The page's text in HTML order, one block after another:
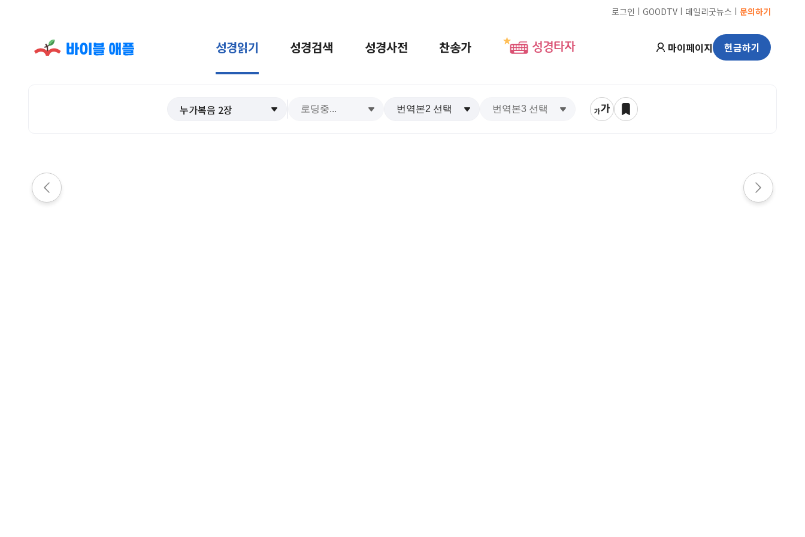
로그인 ㅣ GOODTV ㅣ 데일리굿뉴스 ㅣ 문의하기
성경읽기 성경검색 성경사전 찬송가 성경타자 마이페이지 헌금하기
누가복음 2장